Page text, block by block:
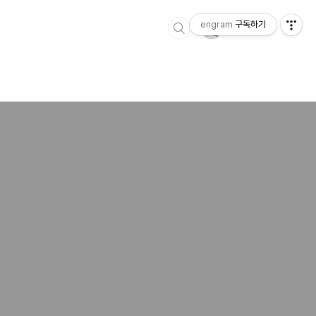
engram 구독하기